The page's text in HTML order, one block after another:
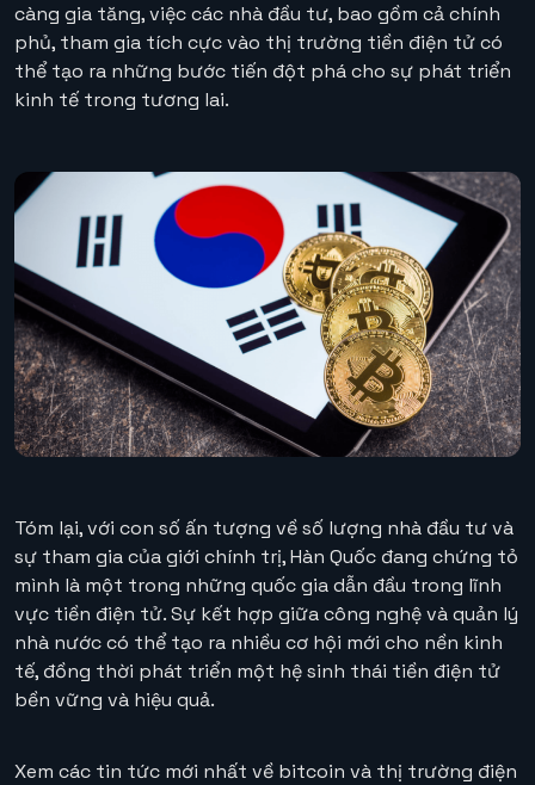
càng gia tăng, việc các nhà đầu tư, bao gồm cả chính
phủ, tham gia tích cực vào thị trường tiền điện tử có
thể tạo ra những bước tiến đột phá cho sự phát triển
kinh tế trong tương lai.
Tóm lại, với con số ấn tượng về số lượng nhà đầu tư và
sự tham gia của giới chính trị, Hàn Quốc đang chứng tỏ
mình là một trong những quốc gia dẫn đầu trong lĩnh
vực tiền điện tử. Sự kết hợp giữa công nghệ và quản lý
nhà nước có thể tạo ra nhiều cơ hội mới cho nền kinh
tế, đồng thời phát triển một hệ sinh thái tiền điện tử
bền vững và hiệu quả.
Xem các tin tức mới nhất về bitcoin và thị trường điện